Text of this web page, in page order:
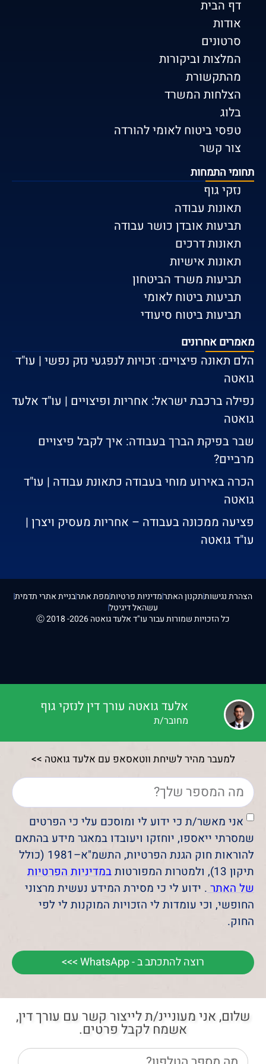
דף הבית
אודות
סרטונים
המלצות וביקורות
מהתקשורת
הצלחות המשרד
בלוג
טפסי ביטוח לאומי להורדה
צור קשר
תחומי התמחות
נזקי גוף
תאונות עבודה
תביעות אובדן כושר עבודה
תאונות דרכים
תאונות אישיות
תביעות משרד הביטחון
תביעות ביטוח לאומי
תביעות ביטוח סיעודי
מאמרים אחרונים
הלם תאונה פיצויים: זכויות לנפגעי נזק נפשי | עו"ד
גואטה
נפילה ברכבת ישראל: אחריות ופיצויים | עו"ד אלעד
גואטה
שבר בפיקת הברך בעבודה: איך לקבל פיצויים
מרביים?
הכרה באירוע מוחי בעבודה כתאונת עבודה | עו"ד
גואטה
פציעה ממכונה בעבודה – אחריות מעסיק ויצרן |
עו"ד גואטה
הצהרת נגישותתקנון האתרמדיניות פרטיותמפת אתרבניית אתרי תדמית
עשהאל דיגיטל
כל הזכויות שמורות עבור עו"ד אלעד גואטה 2026- 2018 Ⓒ
אלעד גואטה עורך דין לנזקי גוף
מחובר/ת
למעבר מהיר לשיחת ווטאסאפ עם אלעד גואטה >>
אני מאשר/ת כי ידוע לי ומוסכם עלי כי הפרטים
שמסרתי ייאספו, יוחזקו ויעובדו במאגר מידע בהתאם
להוראות חוק הגנת הפרטיות, התשמ"א–1981 (כולל
תיקון 13), ולמטרות המפורטות
במדיניות הפרטיות
של האתר. ידוע לי כי מסירת המידע נעשית מרצוני
החופשי, וכי עומדות לי הזכויות המוקנות לי לפי
החוק.
רוצה להתכתב ב - WhatsApp >>>
שלום, אני מעוניינ/ת לייצור קשר עם עורך דין,
אשמח לקבל פרטים.